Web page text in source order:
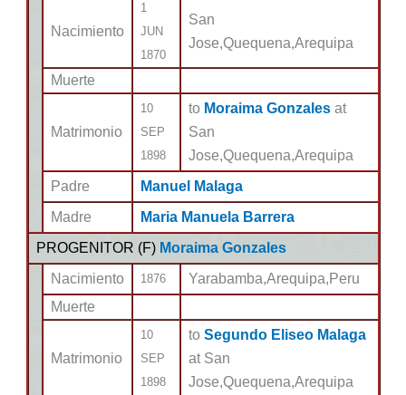
Nacimiento
1
JUN
1870
San
Jose,Quequena,Arequipa
Muerte
Matrimonio
10
SEP
1898
to Moraima Gonzales at
San
Jose,Quequena,Arequipa
Padre
Manuel Malaga
Madre
Maria Manuela Barrera
PROGENITOR (F) Moraima Gonzales
Nacimiento
1876
Yarabamba,Arequipa,Peru
Muerte
Matrimonio
10
SEP
1898
to Segundo Eliseo Malaga
at San
Jose,Quequena,Arequipa